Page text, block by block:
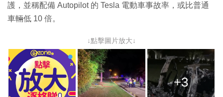
護，並稱配備 Autopilot 的 Tesla 電動車事故率，或比普通
車輛低 10 倍。
↓點擊圖片放大↓
+3